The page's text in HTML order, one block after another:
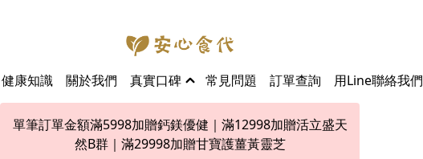
健康知識 關於我們 真實口碑 常見問題 訂單查詢 用Line聯絡我們
單筆訂單金額滿5998加贈鈣鎂優健｜滿12998加贈活立盛天
然B群｜滿29998加贈甘寶護薑黃靈芝